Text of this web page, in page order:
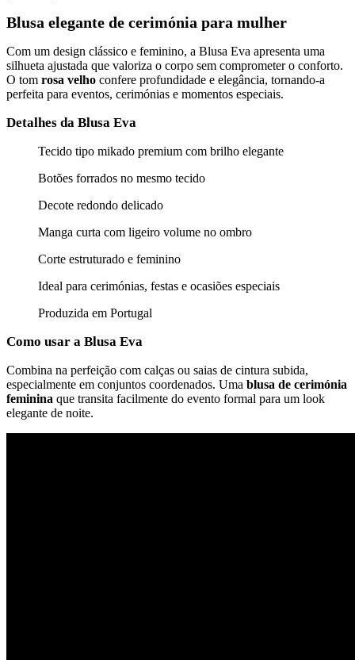
Blusa elegante de cerimónia para mulher
Com um design clássico e feminino, a Blusa Eva apresenta uma
silhueta ajustada que valoriza o corpo sem comprometer o conforto.
O tom rosa velho confere profundidade e elegância, tornando-a
perfeita para eventos, cerimónias e momentos especiais.
Detalhes da Blusa Eva
Tecido tipo mikado premium com brilho elegante
Botões forrados no mesmo tecido
Decote redondo delicado
Manga curta com ligeiro volume no ombro
Corte estruturado e feminino
Ideal para cerimónias, festas e ocasiões especiais
Produzida em Portugal
Como usar a Blusa Eva
Combina na perfeição com calças ou saias de cintura subida,
especialmente em conjuntos coordenados. Uma blusa de cerimónia
feminina que transita facilmente do evento formal para um look
elegante de noite.